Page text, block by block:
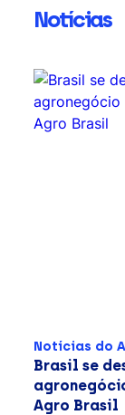
Notícias
Notícias do
Brasil se
Agro Brasil